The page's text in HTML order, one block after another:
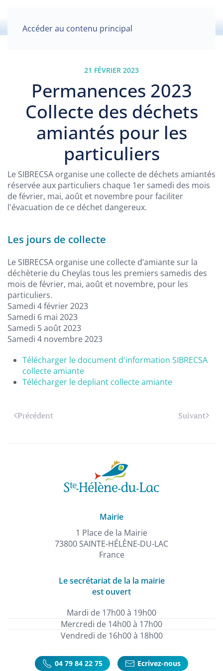
Accéder au contenu principal
21 FÉVRIER 2023
Permanences 2023
Collecte des déchets
amiantés pour les
particuliers
Le SIBRECSA organise une collecte de déchets amiantés
réservée aux particuliers chaque 1er samedi des mois
de février, mai, août et novembre pour faciliter
l'évacuation de ce déchet dangereux.
Les jours de collecte
Le SIBRECSA organise une collecte d’amiante sur la
déchèterie du Cheylas tous les premiers samedis des
mois de février, mai, août et novembre, pour les
particuliers.
Samedi 4 février 2023
Samedi 6 mai 2023
Samedi 5 août 2023
Samedi 4 novembre 2023
Télécharger le document d'information SIBRECSA
collecte amiante
Télécharger le depliant collecte amiante
Précédent Suivant
Mairie
1 Place de la Mairie
73800 SAINTE-HÉLÈNE-DU-LAC
France
Le secrétariat de la la mairie
est ouvert
Mardi de 17h00 à 19h00
Mercredi de 14h00 à 17h00
Vendredi de 16h00 à 18h00
04 79 84 22 75 Ecrivez-nous